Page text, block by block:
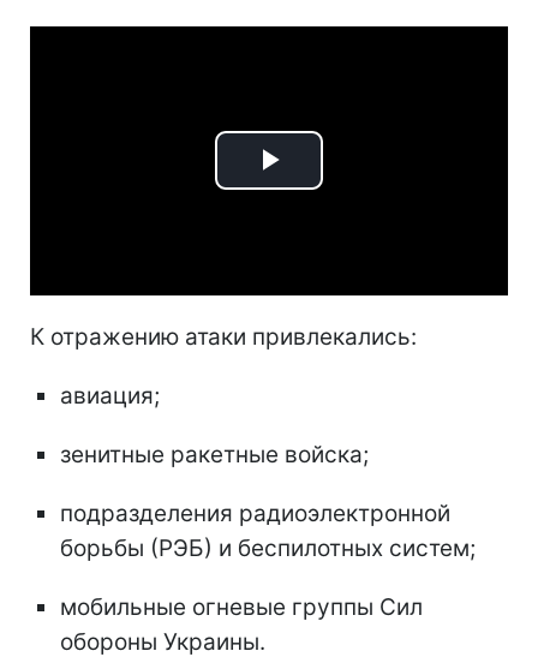
Play
К отражению атаки привлекались:
авиация;
зенитные ракетные войска;
подразделения радиоэлектронной
борьбы (РЭБ) и беспилотных систем;
мобильные огневые группы Сил
обороны Украины.